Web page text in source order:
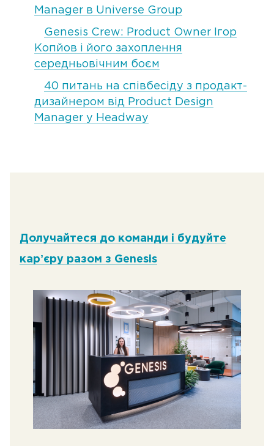
Manager в Universe Group
Genesis Crew: Product Owner Ігор
Копйов і його захоплення
середньовічним боєм
40 питань на співбесіду з продакт-
дизайнером від Product Design
Manager у Headway
Долучайтеся до команди і будуйте
карʼєру разом з Genesis